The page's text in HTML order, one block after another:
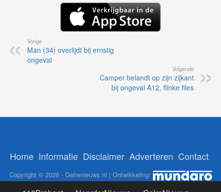
Vorige
Man (34) overlijdt bij ernstig
ongeval
Volgende
Camper belandt op zijn zijkant
bij ongeval A12, flinke files
Home Informatie Disclaimer Adverteren Contact
Copyright © 2026 - Gelrenieuws.nl | Ontwikkeling: